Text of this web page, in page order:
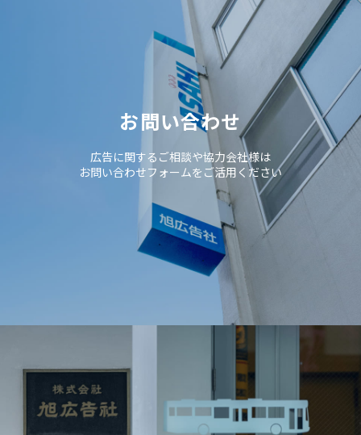
お問い合わせ
広告に関するご相談や協力会社様は
お問い合わせフォームをご活用ください